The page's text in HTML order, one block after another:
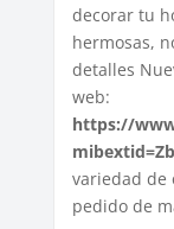
decorar tu
hermosas,
detalles
web:
https://
variedad de
pedido de